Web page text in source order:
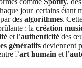
comme Spotify,
jour, certains étant
des algorithmes.
: la création
et l’authenticité des
génératifs deviennent
l’art humain et l’